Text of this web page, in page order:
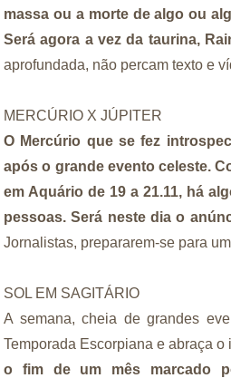
massa ou a morte de algo ou
Será agora a vez da taurina,
aprofundada, não percam texto e
MERCÚRIO X JÚPITER
O Mercúrio que se fez
após o grande evento celeste.
em Aquário de 19 a 21.11, há
pessoas. Será neste dia o
Jornalistas, prepararem-se para
SOL EM SAGITÁRIO
A semana, cheia de grandes
Temporada Escorpiana e abraça o
o fim de um mês marcado